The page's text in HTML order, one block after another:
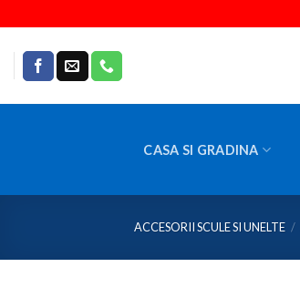
to
content
CASA SI GRADINA
ACCESORII SCULE SI UNELTE /